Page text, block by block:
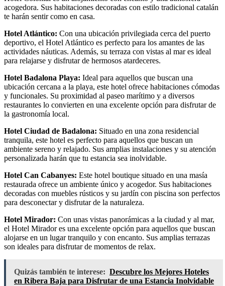
acogedora. Sus habitaciones decoradas con estilo tradicional catalán
te harán sentir como en casa.
Hotel Atlántico: Con una ubicación privilegiada cerca del puerto
deportivo, el Hotel Atlántico es perfecto para los amantes de las
actividades náuticas. Además, su terraza con vistas al mar es ideal
para relajarse y disfrutar de hermosos atardeceres.
Hotel Badalona Playa: Ideal para aquellos que buscan una
ubicación cercana a la playa, este hotel ofrece habitaciones cómodas
y funcionales. Su proximidad al paseo marítimo y a diversos
restaurantes lo convierten en una excelente opción para disfrutar de
la gastronomía local.
Hotel Ciudad de Badalona: Situado en una zona residencial
tranquila, este hotel es perfecto para aquellos que buscan un
ambiente sereno y relajado. Sus amplias instalaciones y su atención
personalizada harán que tu estancia sea inolvidable.
Hotel Can Cabanyes: Este hotel boutique situado en una masía
restaurada ofrece un ambiente único y acogedor. Sus habitaciones
decoradas con muebles rústicos y su jardín con piscina son perfectos
para desconectar y disfrutar de la naturaleza.
Hotel Mirador: Con unas vistas panorámicas a la ciudad y al mar,
el Hotel Mirador es una excelente opción para aquellos que buscan
alojarse en un lugar tranquilo y con encanto. Sus amplias terrazas
son ideales para disfrutar de momentos de relax.
Quizás también te interese: Descubre los Mejores Hoteles
en Ribera Baja para Disfrutar de una Estancia Inolvidable